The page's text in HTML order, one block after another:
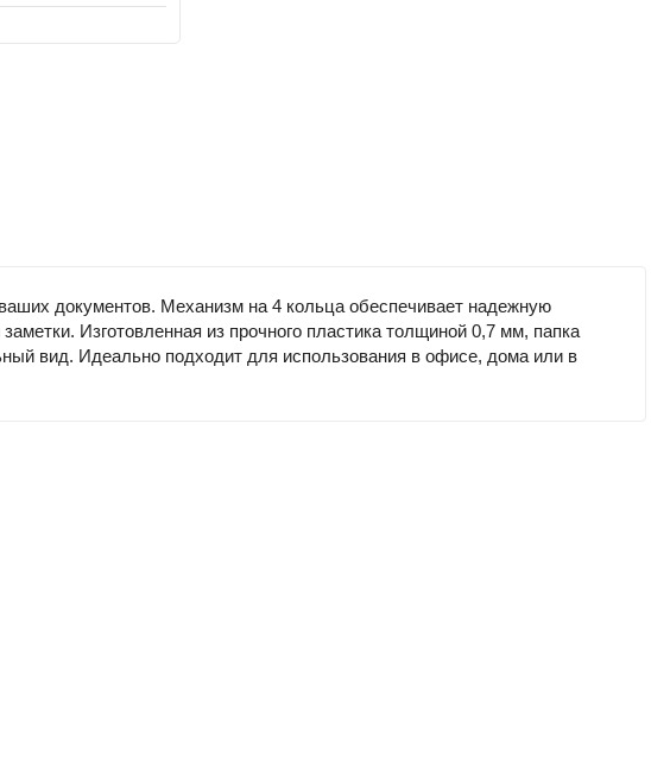
документов. Механизм на 4 кольца обеспечивает надежную
Изготовленная из прочного пластика толщиной 0,7 мм, папка
вид. Идеально подходит для использования в офисе, дома или в